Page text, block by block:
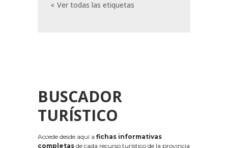
Ver todas las etiquetas
BUSCADOR
TURÍSTICO
Accede desde aquí a fichas informativas
completas de cada recurso turístico de la provincia